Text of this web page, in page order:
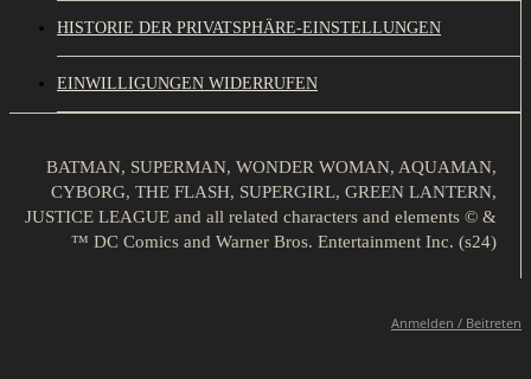
HISTORIE DER PRIVATSPHÄRE-EINSTELLUNGEN
EINWILLIGUNGEN WIDERRUFEN
BATMAN, SUPERMAN, WONDER WOMAN, AQUAMAN,
CYBORG, THE FLASH, SUPERGIRL, GREEN LANTERN,
JUSTICE LEAGUE and all related characters and elements © &
™ DC Comics and Warner Bros. Entertainment Inc. (s24)
Anmelden / Beitreten